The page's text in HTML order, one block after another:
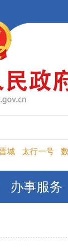
城 太行一号
办事服务